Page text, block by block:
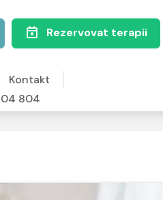
Rezervovat terapii
Kontakt
804